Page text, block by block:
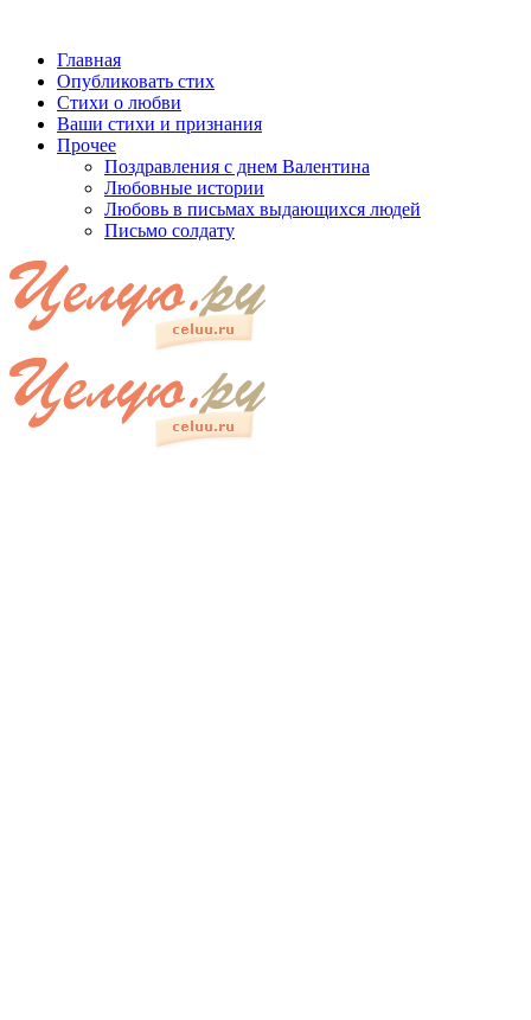
Главная
Опубликовать стих
Стихи о любви
Ваши стихи и признания
Прочее
Поздравления с днем Валентина
Любовные истории
Любовь в письмах выдающихся людей
Письмо солдату